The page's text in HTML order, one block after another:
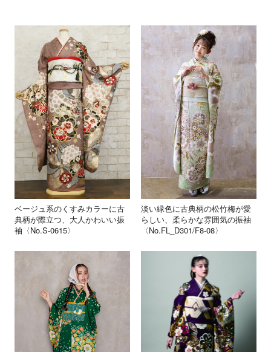
ベージュ系のくすみカラーに古
典柄が際立つ、大人かわいい振
袖〈No.S-0615〉
淡い緑色に古典柄の松竹梅が愛
らしい、柔らかな雰囲気の振袖
〈No.FL_D301/F8-08〉